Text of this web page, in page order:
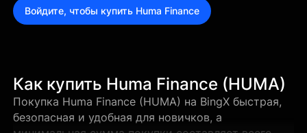
Войдите, чтобы купить Huma Finance
Как купить Huma Finance (HUMA)
Покупка Huma Finance (HUMA) на BingX быстрая,
безопасная и удобная для новичков, а